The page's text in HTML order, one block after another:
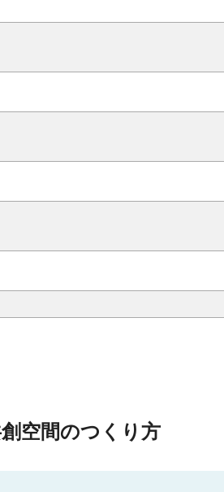
空間のつくり方